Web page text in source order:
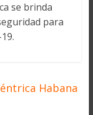
se brinda
para
Habana